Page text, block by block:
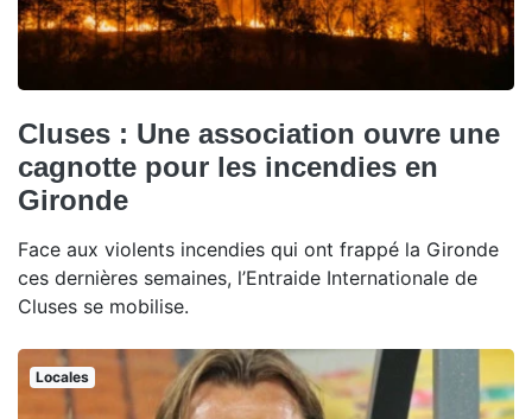
Cluses : Une association ouvre une
cagnotte pour les incendies en
Gironde
Face aux violents incendies qui ont frappé la Gironde
ces dernières semaines, l’Entraide Internationale de
Cluses se mobilise.
Locales